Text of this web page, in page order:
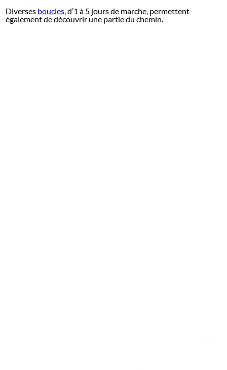
Diverses boucles, d’1 à 5 jours de marche, permettent
également de découvrir une partie du chemin.